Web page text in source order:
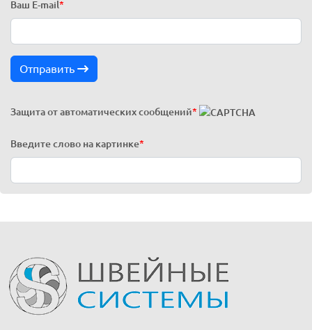
Ваш E-mail *
Отправить
Защита от автоматических сообщений*
Введите слово на картинке*